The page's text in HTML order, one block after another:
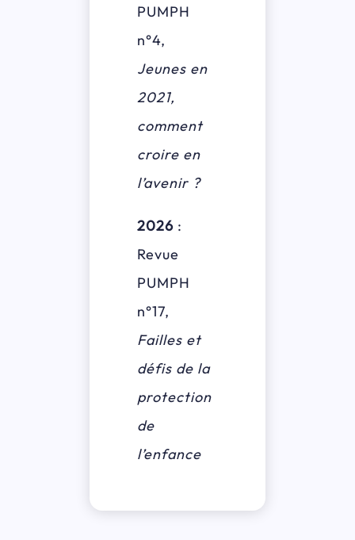
PUMPH
n°4,
Jeunes en
2021,
comment
croire en
l’avenir ?
2026 :
Revue
PUMPH
n°17,
Failles et
défis de la
protection
de
l’enfance